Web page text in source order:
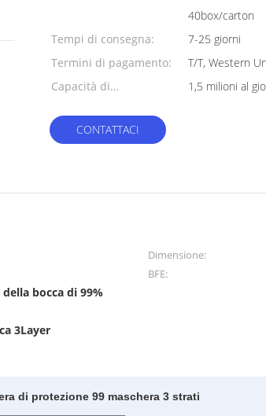
40box/carton
Tempi di consegna:
7-25 giorni
Termini di pagamento:
T/T, Western
Capacità di
1,5 milioni al
CONTATTACI
Dimensione:
BFE:
bocca di 99%
3Layer
di protezione 99 maschera 3 strati